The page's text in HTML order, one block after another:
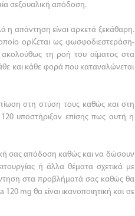
σεξουαλική απόδοση.
η απάντηση είναι αρκετά ξεκάθαρη.
ορίζεται ως φωσφοδιεστεράση-
ακολούθως τη ροή του αίματος στα
και κάθε φορά που καταναλώνεται
στη στύση τους καθώς και στη
υποστήριξαν επίσης πως αυτή η
σας απόδοση καθώς και να δώσουν
ή άλλα θέματα σχετικά με
στα προβλήματά σας καθώς θα
mg θα είναι ικανοποιητική και σε